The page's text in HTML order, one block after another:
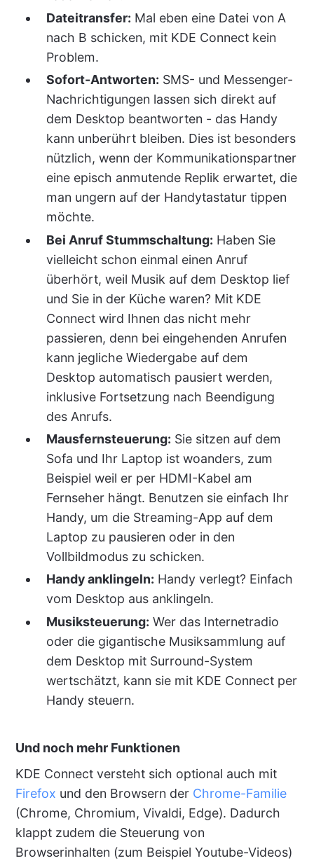
Dateitransfer: Mal eben eine Datei von A
nach B schicken, mit KDE Connect kein
Problem.
Sofort-Antworten: SMS- und Messenger-
Nachrichtigungen lassen sich direkt auf
dem Desktop beantworten - das Handy
kann unberührt bleiben. Dies ist besonders
nützlich, wenn der Kommunikationspartner
eine episch anmutende Replik erwartet, die
man ungern auf der Handytastatur tippen
möchte.
Bei Anruf Stummschaltung: Haben Sie
vielleicht schon einmal einen Anruf
überhört, weil Musik auf dem Desktop lief
und Sie in der Küche waren? Mit KDE
Connect wird Ihnen das nicht mehr
passieren, denn bei eingehenden Anrufen
kann jegliche Wiedergabe auf dem
Desktop automatisch pausiert werden,
inklusive Fortsetzung nach Beendigung
des Anrufs.
Mausfernsteuerung: Sie sitzen auf dem
Sofa und Ihr Laptop ist woanders, zum
Beispiel weil er per HDMI-Kabel am
Fernseher hängt. Benutzen sie einfach Ihr
Handy, um die Streaming-App auf dem
Laptop zu pausieren oder in den
Vollbildmodus zu schicken.
Handy anklingeln: Handy verlegt? Einfach
vom Desktop aus anklingeln.
Musiksteuerung: Wer das Internetradio
oder die gigantische Musiksammlung auf
dem Desktop mit Surround-System
wertschätzt, kann sie mit KDE Connect per
Handy steuern.
Und noch mehr Funktionen
KDE Connect versteht sich optional auch mit
Firefox und den Browsern der Chrome-Familie
(Chrome, Chromium, Vivaldi, Edge). Dadurch
klappt zudem die Steuerung von
Browserinhalten (zum Beispiel Youtube-Videos)